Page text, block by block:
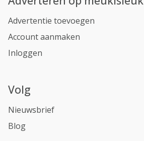
Advertentie toevoegen
Account aanmaken
Inloggen
Volg
Nieuwsbrief
Blog